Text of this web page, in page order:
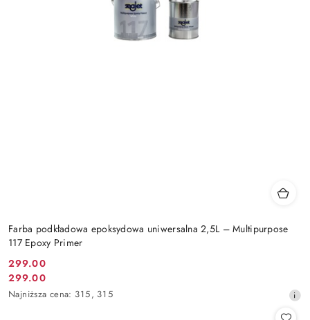
Farba podkładowa epoksydowa uniwersalna 2,5L – Multipurpose
117 Epoxy Primer
Cena
promocyjna:
299.00
Cena
promocyjna:
299.00
Najniższa
Najniższa cena: 315, 315